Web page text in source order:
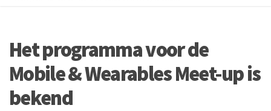
Het programma voor de
Mobile & Wearables Meet-up is
bekend